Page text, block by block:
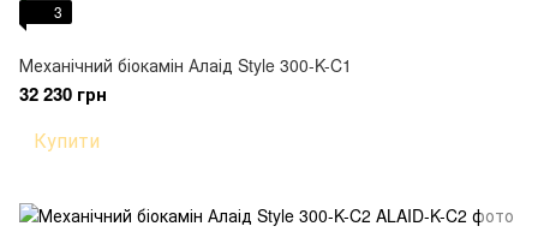
3
Механічний біокамін Алаід Style 300-K-C1
32 230 грн
Купити